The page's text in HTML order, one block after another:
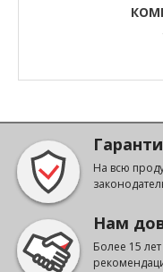
На всю
Нам
Более 15